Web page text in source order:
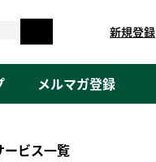
新規登録
メルマガ登録
ビス一覧